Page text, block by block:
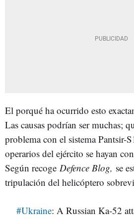
El porqué ha ocurrido esto
Las causas podrían ser muchas;
problema con el sistema Pantsir-
operarios del ejército se hayan
Según recoge Defence Blog, se
tripulación del helicóptero
#Ukraine: A Russian Ka-52